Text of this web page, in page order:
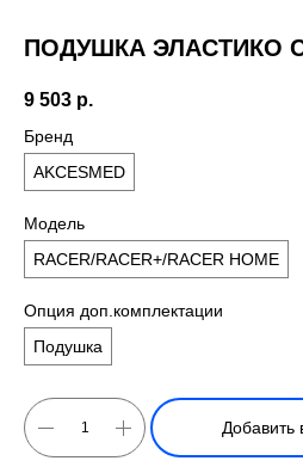
ПОДУШКА ЭЛАСТИКО
9 503 р.
Бренд
AKCESMED
Модель
RACER/RACER+/RACER HOME
Опция доп.комплектации
Подушка
Добавить